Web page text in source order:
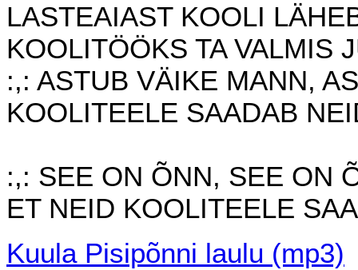
LASTEAIAST KOOLI
KOOLITÖÖKS TA VALMIS
:,: ASTUB VÄIKE MANN,
KOOLITEELE SAADAB
:,: SEE ON ÕNN, SEE ON
ET NEID KOOLITEELE
Kuula Pisipõnni laulu (mp3)